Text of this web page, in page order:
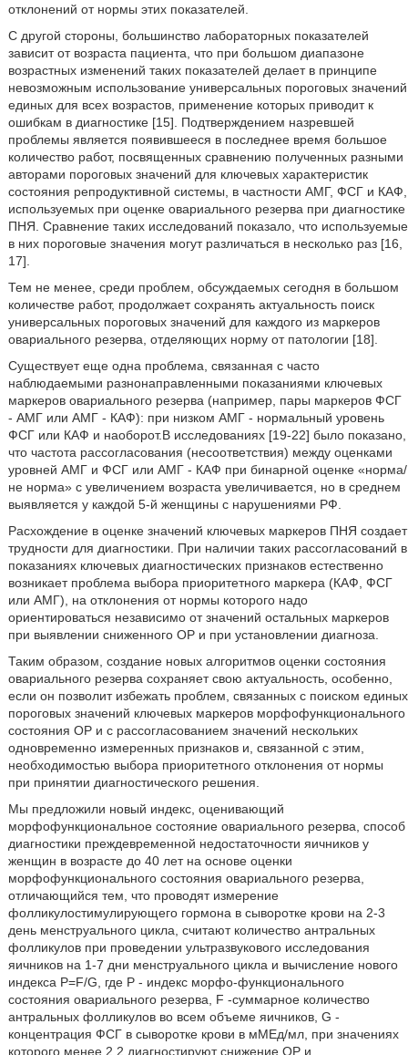
отклонений от нормы этих показателей.
С другой стороны, большинство лабораторных показателей
зависит от возраста пациента, что при большом диапазоне
возрастных изменений таких показателей делает в принципе
невозможным использование универсальных пороговых значений
единых для всех возрастов, применение которых приводит к
ошибкам в диагностике [15]. Подтверждением назревшей
проблемы является появившееся в последнее время большое
количество работ, посвященных сравнению полученных разными
авторами пороговых значений для ключевых характеристик
состояния репродуктивной системы, в частности АМГ, ФСГ и КАФ,
используемых при оценке овариального резерва при диагностике
ПНЯ. Сравнение таких исследований показало, что используемые
в них пороговые значения могут различаться в несколько раз [16,
17].
Тем не менее, среди проблем, обсуждаемых сегодня в большом
количестве работ, продолжает сохранять актуальность поиск
универсальных пороговых значений для каждого из маркеров
овариального резерва, отделяющих норму от патологии [18].
Существует еще одна проблема, связанная с часто
наблюдаемыми разнонаправленными показаниями ключевых
маркеров овариального резерва (например, пары маркеров ФСГ
- АМГ или АМГ - КАФ): при низком АМГ - нормальный уровень
ФСГ или КАФ и наоборот.В исследованиях [19-22] было показано,
что частота рассогласования (несоответствия) между оценками
уровней АМГ и ФСГ или АМГ - КАФ при бинарной оценке «норма/
не норма» с увеличением возраста увеличивается, но в среднем
выявляется у каждой 5-й женщины с нарушениями РФ.
Расхождение в оценке значений ключевых маркеров ПНЯ создает
трудности для диагностики. При наличии таких рассогласований в
показаниях ключевых диагностических признаков естественно
возникает проблема выбора приоритетного маркера (КАФ, ФСГ
или АМГ), на отклонения от нормы которого надо
ориентироваться независимо от значений остальных маркеров
при выявлении сниженного ОР и при установлении диагноза.
Таким образом, создание новых алгоритмов оценки состояния
овариального резерва сохраняет свою актуальность, особенно,
если он позволит избежать проблем, связанных с поиском единых
пороговых значений ключевых маркеров морфофункционального
состояния ОР и с рассогласованием значений нескольких
одновременно измеренных признаков и, связанной с этим,
необходимостью выбора приоритетного отклонения от нормы
при принятии диагностического решения.
Мы предложили новый индекс, оценивающий
морфофункциональное состояние овариального резерва, способ
диагностики преждевременной недостаточности яичников у
женщин в возрасте до 40 лет на основе оценки
морфофункционального состояния овариального резерва,
отличающийся тем, что проводят измерение
фолликулостимулирующего гормона в сыворотке крови на 2-3
день менструального цикла, считают количество антральных
фолликулов при проведении ультразвукового исследования
яичников на 1-7 дни менструального цикла и вычисление нового
индекса P=F/G, где Р - индекс морфо-функционального
состояния овариального резерва, F -суммарное количество
антральных фолликулов во всем объеме яичников, G -
концентрация ФСГ в сыворотке крови в мМЕд/мл, при значениях
которого менее 2,2 диагностируют снижение ОР и